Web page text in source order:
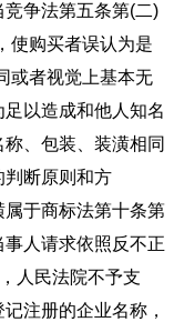
争法第五条第(二)
使购买者误认为是
者视觉上基本无
以造成和他人知名
、包装、装潢相同
判断原则和方
于商标法第十条第
人请求依照反不正
人民法院不予支
注册的企业名称，